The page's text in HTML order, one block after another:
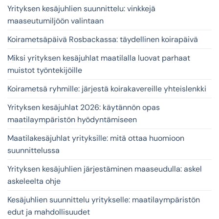
Yrityksen kesäjuhlien suunnittelu: vinkkejä
maaseutumiljöön valintaan
Koirametsäpäivä Rosbackassa: täydellinen koirapäivä
Miksi yrityksen kesäjuhlat maatilalla luovat parhaat
muistot työntekijöille
Koirametsä ryhmille: järjestä koirakavereille yhteislenkki
Yrityksen kesäjuhlat 2026: käytännön opas
maatilaympäristön hyödyntämiseen
Maatilakesäjuhlat yrityksille: mitä ottaa huomioon
suunnittelussa
Yrityksen kesäjuhlien järjestäminen maaseudulla: askel
askeleelta ohje
Kesäjuhlien suunnittelu yritykselle: maatilaympäristön
edut ja mahdollisuudet